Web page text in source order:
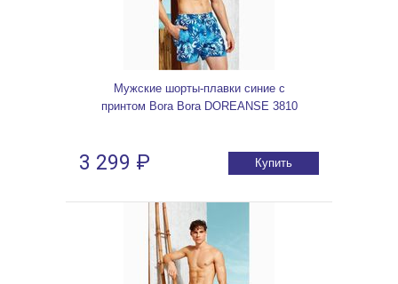
Мужские шорты-плавки синие с
принтом Bora Bora DOREANSE 3810
3 299 ₽ Купить